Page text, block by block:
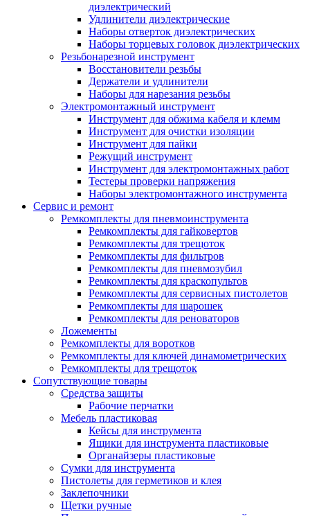
диэлектрический
Удлинители диэлектрические
Наборы отверток диэлектрических
Наборы торцевых головок диэлектрических
Резьбонарезной инструмент
Восстановители резьбы
Держатели и удлинители
Наборы для нарезания резьбы
Электромонтажный инструмент
Инструмент для обжима кабеля и клемм
Инструмент для очистки изоляции
Инструмент для пайки
Режущий инструмент
Инструмент для электромонтажных работ
Тестеры проверки напряжения
Наборы электромонтажного инструмента
Сервис и ремонт
Ремкомплекты для пневмоинструмента
Ремкомплекты для гайковертов
Ремкомплекты для трещоток
Ремкомплекты для фильтров
Ремкомплекты для пневмозубил
Ремкомплекты для краскопультов
Ремкомплекты для сервисных пистолетов
Ремкомплекты для шарошек
Ремкомплекты для реноваторов
Ложементы
Ремкомплекты для воротков
Ремкомплекты для ключей динамометрических
Ремкомплекты для трещоток
Сопутствующие товары
Средства защиты
Рабочие перчатки
Мебель пластиковая
Кейсы для инструмента
Ящики для инструмента пластиковые
Органайзеры пластиковые
Сумки для инструмента
Пистолеты для герметиков и клея
Заклепочники
Щетки ручные